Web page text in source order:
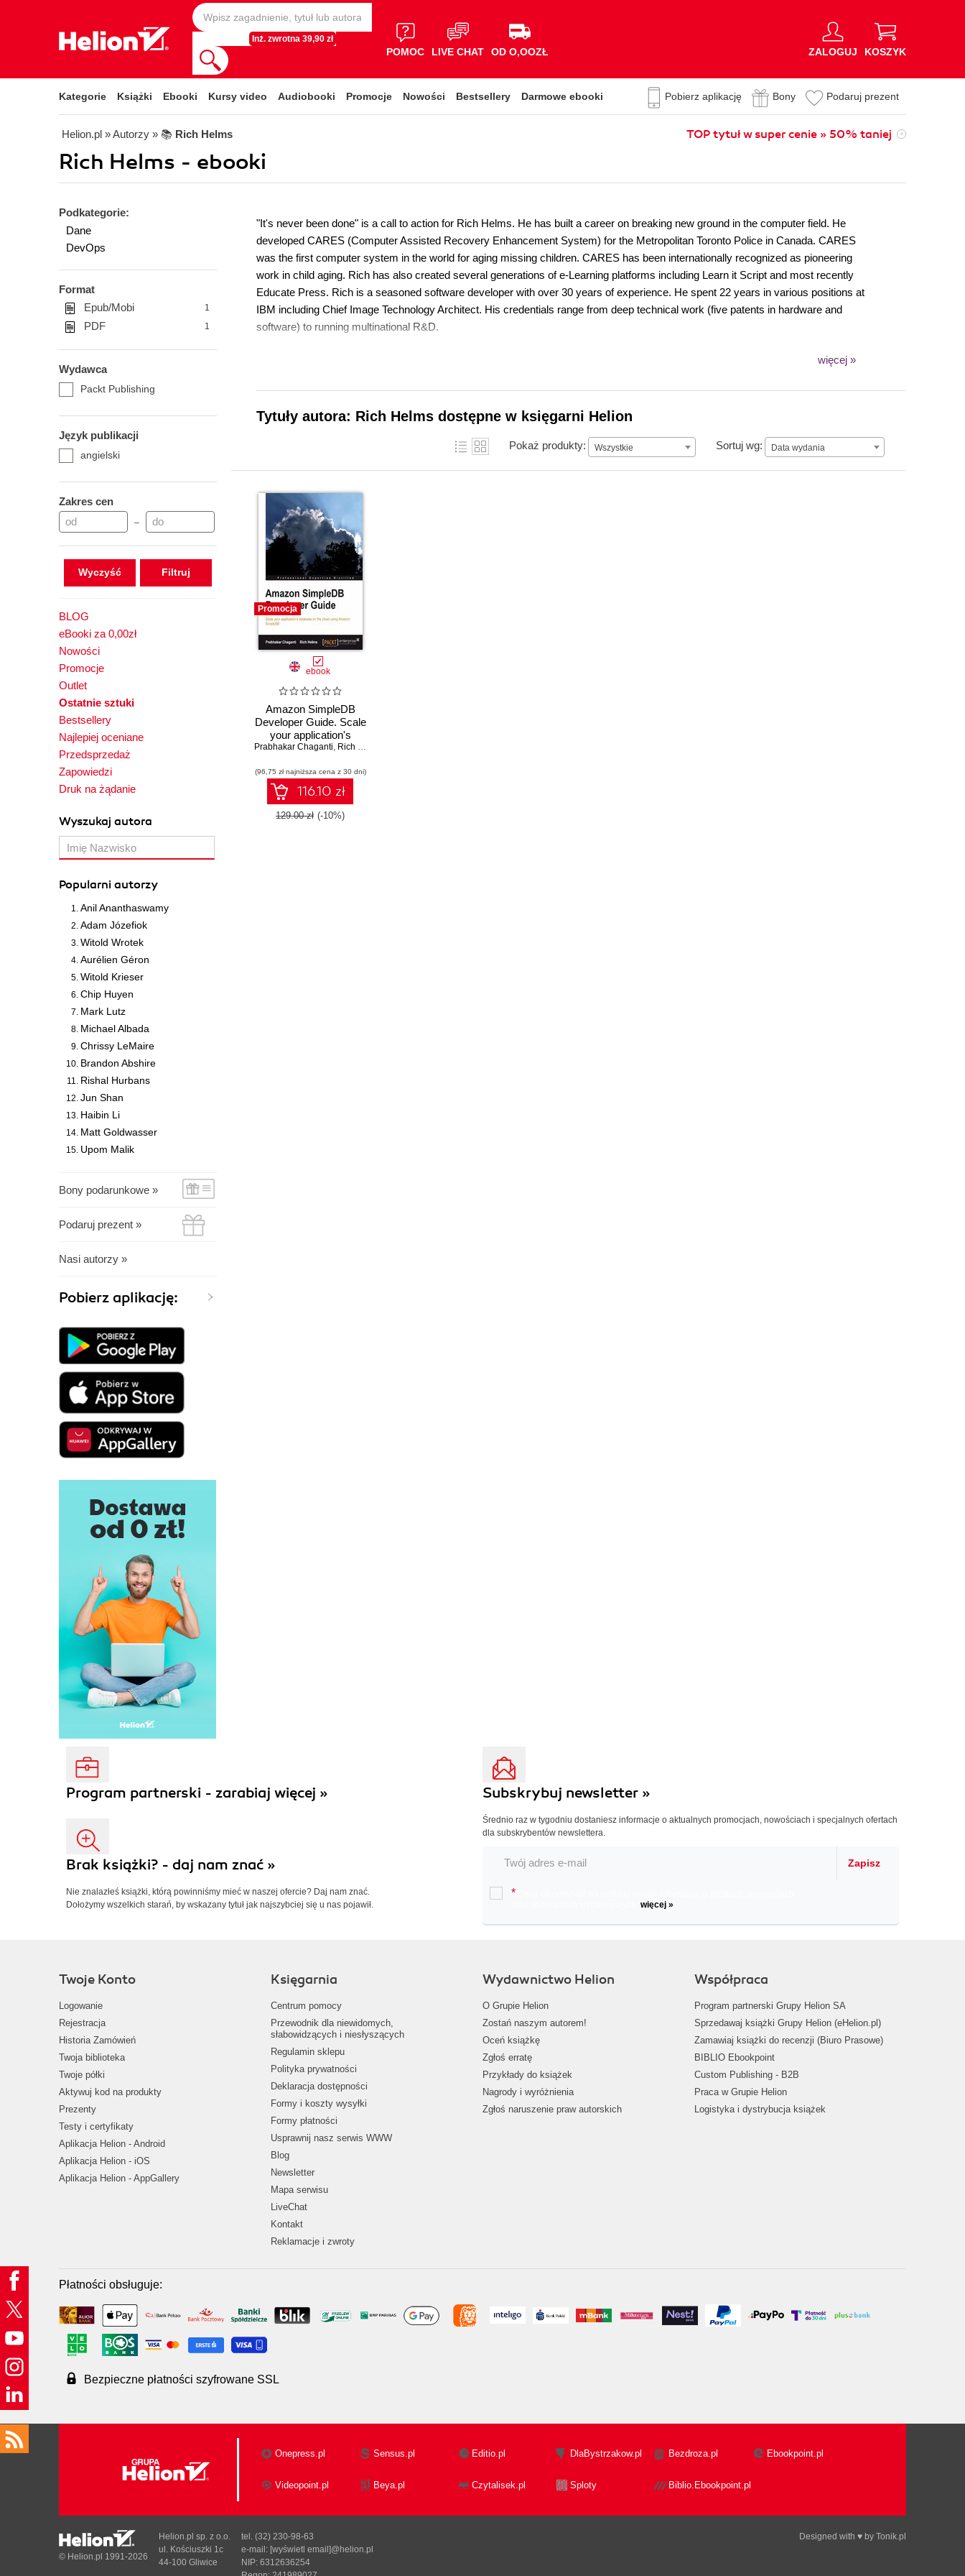
Inż. zwrotna 39,90 zł
POMOC LIVE CHAT OD O,OOZŁ ZALOGUJ KOSZYK
Kategorie Książki Ebooki Kursy video Audiobooki Promocje Nowości Bestsellery Darmowe ebooki Pobierz aplikację Bony Podaruj prezent
Helion.pl » Autorzy » 📚 Rich Helms TOP tytuł w super cenie » 50% taniej
Rich Helms - ebooki
Podkategorie:
Dane
DevOps
Format
Epub/Mobi
1
PDF 1
Wydawca
Packt Publishing
Język publikacji
angielski
Zakres cen
–
Wyczyść
BLOG
eBooki za 0,00zł
Nowości
Promocje
Outlet
Ostatnie sztuki
Bestsellery
Najlepiej oceniane
Przedsprzedaż
Zapowiedzi
Druk na żądanie
Wyszukaj autora
Popularni autorzy
Anil Ananthaswamy
Adam Józefiok
Witold Wrotek
Aurélien Géron
Witold Krieser
Chip Huyen
Mark Lutz
Michael Albada
Chrissy LeMaire
Brandon Abshire
Rishal Hurbans
Jun Shan
Haibin Li
Matt Goldwasser
Upom Malik
Bony podarunkowe »
Podaruj prezent »
Nasi autorzy »
Pobierz aplikację:
"It's never been done" is a call to action for Rich Helms. He has built a career on breaking new ground in the computer field. He
developed CARES (Computer Assisted Recovery Enhancement System) for the Metropolitan Toronto Police in Canada. CARES
was the first computer system in the world for aging missing children. CARES has been internationally recognized as pioneering
work in child aging. Rich has also created several generations of e-Learning platforms including Learn it Script and most recently
Educate Press. Rich is a seasoned software developer with over 30 years of experience. He spent 22 years in various positions at
IBM including Chief Image Technology Architect. His credentials range from deep technical work (five patents in hardware and
software) to running multinational R&D.
więcej »
Tytuły autora: Rich Helms dostępne w księgarni Helion
Pokaż produkty: Wszystkie Sortuj wg: Data wydania
Data wydania
Promocja
ebook
Amazon SimpleDB
Developer Guide. Scale
your application's
database on the cloud
SimpleDB
Prabhakar Chaganti, Rich Helms
(96,75 zł najniższa cena z 30 dni)
116.10 zł
129.00 zł (-10%)
Program partnerski - zarabiaj więcej »
Brak książki? - daj nam znać »
Nie znalazłeś książki, którą powinniśmy mieć w naszej ofercie? Daj nam znać.
Dołożymy wszelkich starań, by wskazany tytuł jak najszybciej się u nas pojawił.
Subskrybuj newsletter »
Średnio raz w tygodniu dostaniesz informacje o aktualnych promocjach, nowościach i specjalnych ofertach
dla subskrybentów newslettera.
Zapisz
*
więcej »
Twoje Konto
Logowanie
Rejestracja
Historia Zamówień
Twoja biblioteka
Twoje półki
Aktywuj kod na produkty
Prezenty
Testy i certyfikaty
Aplikacja Helion - Android
Aplikacja Helion - iOS
Aplikacja Helion - AppGallery
Księgarnia
Centrum pomocy
Przewodnik dla niewidomych,
słabowidzących i niesłyszących
Regulamin sklepu
Polityka prywatności
Deklaracja dostępności
Formy i koszty wysyłki
Formy płatności
Usprawnij nasz serwis WWW
Blog
Newsletter
Mapa serwisu
LiveChat
Kontakt
Reklamacje i zwroty
Wydawnictwo Helion
O Grupie Helion
Zostań naszym autorem!
Oceń książkę
Zgłoś erratę
Przykłady do książek
Nagrody i wyróżnienia
Zgłoś naruszenie praw autorskich
Współpraca
Program partnerski Grupy Helion SA
Sprzedawaj książki Grupy Helion (eHelion.pl)
Zamawiaj książki do recenzji (Biuro Prasowe)
BIBLIO Ebookpoint
Custom Publishing - B2B
Praca w Grupie Helion
Logistyka i dystrybucja książek
Płatności obsługuje:
Bezpieczne płatności szyfrowane SSL
Onepress.pl Sensus.pl Editio.pl DlaBystrzakow.pl Bezdroza.pl Ebookpoint.pl
Videopoint.pl Beya.pl Czytalisek.pl Sploty Biblio.Ebookpoint.pl
Designed with ♥ by Tonik.pl
© Helion.pl 1991-2026
Helion.pl sp. z o.o.
ul. Kościuszki 1c
44-100 Gliwice
tel. (32) 230-98-63
e-mail: [wyświetl email]@helion.pl
NIP: 6312636254